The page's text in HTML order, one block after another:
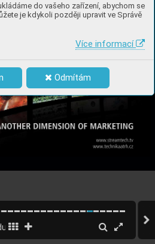
do vašeho zařízení, abychom se
je kdykoli později upravit ve Správě
Více informací
Odmítám
2020 - EN